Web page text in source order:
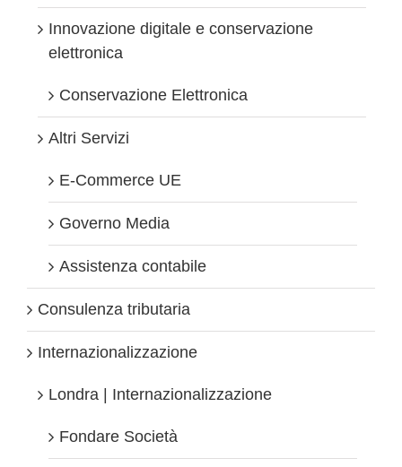
Innovazione digitale e conservazione
elettronica
Conservazione Elettronica
Altri Servizi
E-Commerce UE
Governo Media
Assistenza contabile
Consulenza tributaria
Internazionalizzazione
Londra | Internazionalizzazione
Fondare Società